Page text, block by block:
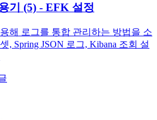
기 (5) - EFK 설정
해 로그를 통합 관리하는 방법을 소
, Spring JSON 로그, Kibana 조회 설